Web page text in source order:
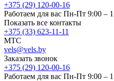
+375 (29) 120-00-16
Работаем для вас Пн-Пт 9:00 –
Показать все контакты
+375 (33) 623-11-11
MTC
vels@vels.by
Заказать звонок
+375 (29) 120-00-16
Работаем для вас Пн-Пт 9:00 –